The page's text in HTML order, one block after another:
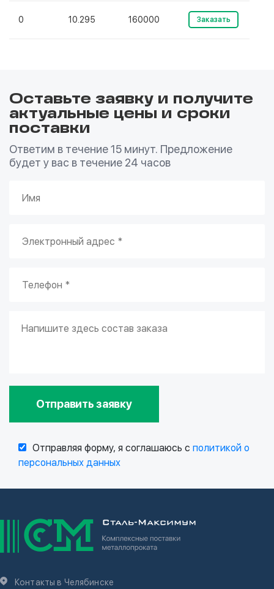
0 10.295 160000 Заказать
Оставьте заявку и получите
актуальные цены и сроки
поставки
Ответим в течение 15 минут. Предложение
будет у вас в течение 24 часов
Отправить заявку
Отправляя форму, я соглашаюсь с политикой о
персональных данных
Контакты в Челябинске